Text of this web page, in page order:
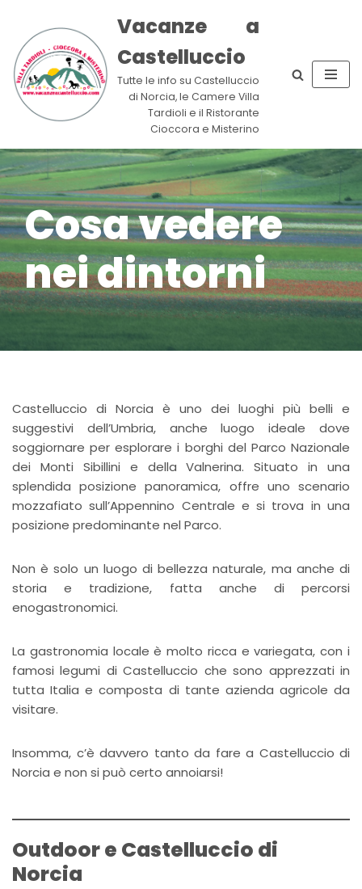
Vai
al
contenuto
Vacanze a
Castelluccio
Tutte le info su Castelluccio
di Norcia, le Camere Villa
Tardioli e il Ristorante
Cioccora e Misterino
Cosa vedere
nei dintorni
Castelluccio di Norcia è uno dei luoghi più belli e
suggestivi dell’Umbria, anche luogo ideale dove
soggiornare per esplorare i borghi del Parco Nazionale
dei Monti Sibillini e della Valnerina. Situato in una
splendida posizione panoramica, offre uno scenario
mozzafiato sull’Appennino Centrale e si trova in una
posizione predominante nel Parco.
Non è solo un luogo di bellezza naturale, ma anche di
storia e tradizione, fatta anche di percorsi
enogastronomici.
La gastronomia locale è molto ricca e variegata, con i
famosi legumi di Castelluccio che sono apprezzati in
tutta Italia e composta di tante azienda agricole da
visitare.
Insomma, c’è davvero tanto da fare a Castelluccio di
Norcia e non si può certo annoiarsi!
Outdoor e Castelluccio di
Norcia